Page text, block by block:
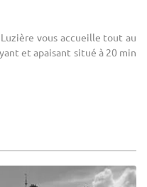
vous accueille tout au
et apaisant situé à 20 min